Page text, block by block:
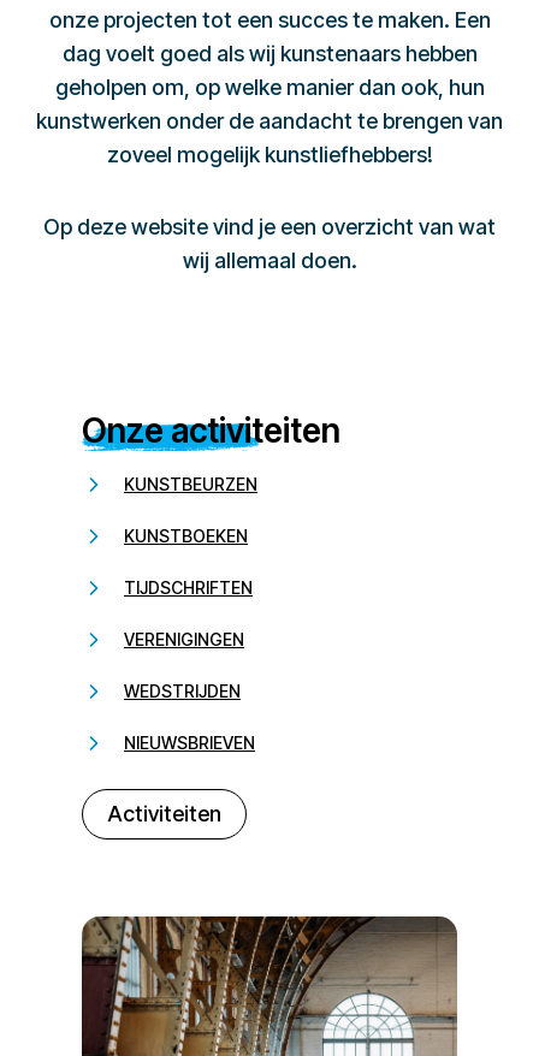
onze projecten tot een succes te maken. Een
dag voelt goed als wij kunstenaars hebben
geholpen om, op welke manier dan ook, hun
kunstwerken onder de aandacht te brengen van
zoveel mogelijk kunstliefhebbers!
Op deze website vind je een overzicht van wat
wij allemaal doen.
Onze activiteiten
KUNSTBEURZEN
KUNSTBOEKEN
TIJDSCHRIFTEN
VERENIGINGEN
WEDSTRIJDEN
NIEUWSBRIEVEN
Activiteiten
232323